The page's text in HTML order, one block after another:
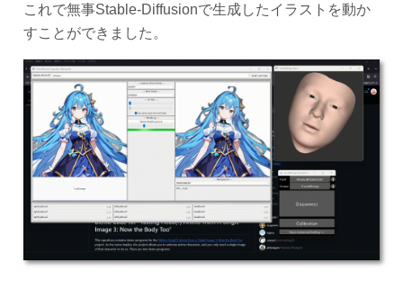
これで無事Stable-Diffusionで生成したイラストを動か
すことができました。